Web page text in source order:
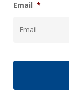
Email *